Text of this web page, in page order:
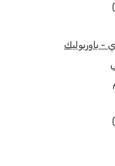
- باوربوليك